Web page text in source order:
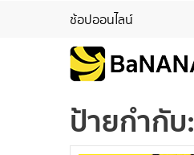
ช้อปออนไลน์
ป้ายกำกับ: